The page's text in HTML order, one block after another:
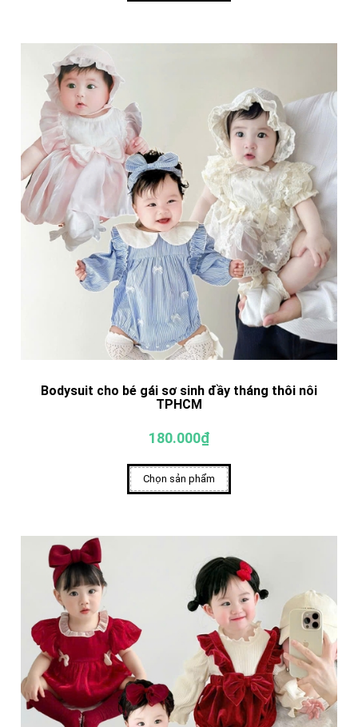
Bodysuit cho bé gái sơ sinh đầy tháng thôi nôi
TPHCM
180.000₫
Chọn sản phẩm